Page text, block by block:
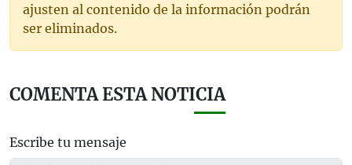
ajusten al contenido de la información podrán
ser eliminados.
COMENTA ESTA NOTICIA
Escribe tu mensaje